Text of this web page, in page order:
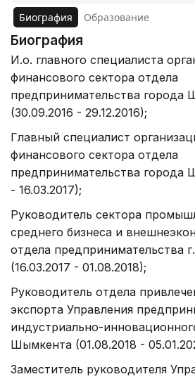
Биография Образование
Биография
И.о. главного специалиста
финансового сектора отдела
предпринимательства города
(30.09.2016 - 29.12.2016);
Главный специалист
финансового сектора отдела
предпринимательства города
- 16.03.2017);
Руководитель сектора
среднего бизнеса и
отдела предпринимательства
(16.03.2017 - 01.08.2018);
Руководитель отдела
экспорта Управления
индустриально-
Шымкента (01.08.2018 -
Заместитель руководителя